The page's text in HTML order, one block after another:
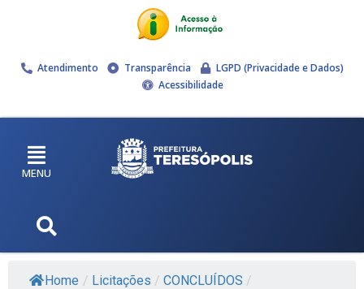
Atendimento Transparência
LGPD (Privacidade e Dados)
Acessibilidade
MENU
Home / Licitações / CONCLUÍDOS /